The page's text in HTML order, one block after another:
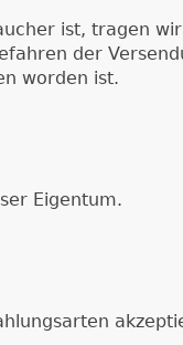
ist, tragen
der
worden ist.
Eigentum.